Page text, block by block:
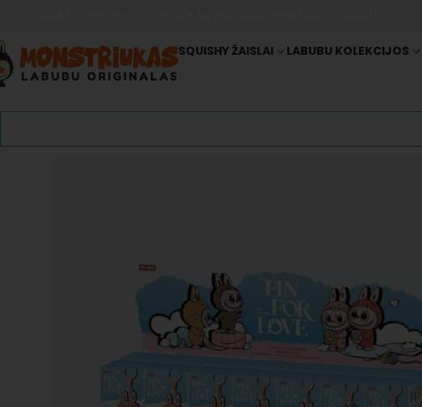
SQUISHY ŽAISLAI LABUBU KOLEKCIJOS